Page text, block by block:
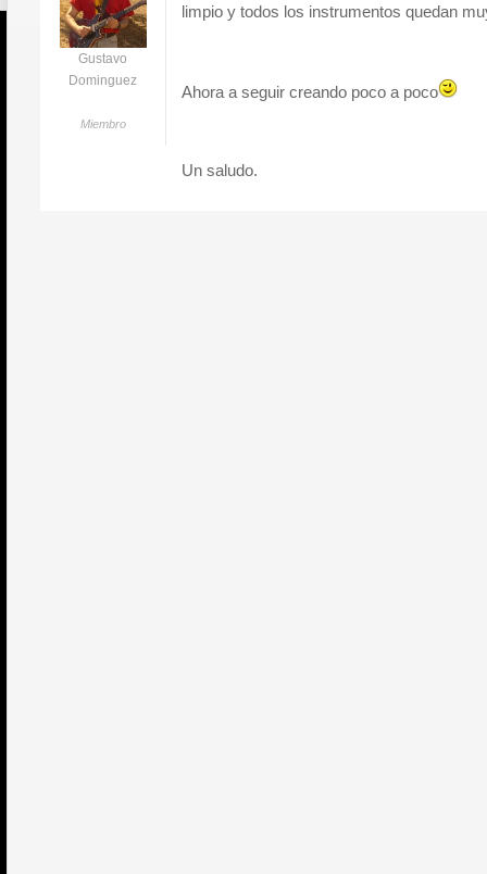
Gustavo
Dominguez
Miembro
limpio y todos los instrumentos quedan
Ahora a seguir creando poco a poco
Un saludo.